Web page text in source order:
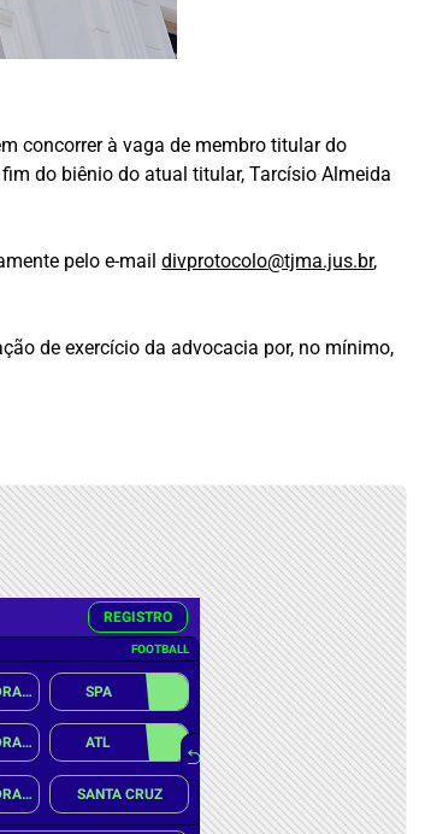
concorrer à vaga de membro titular do
do biênio do atual titular, Tarcísio Almeida
pelo e-maildivprotocolo@tjma.jus.br,
de exercício da advocacia por, no mínimo,